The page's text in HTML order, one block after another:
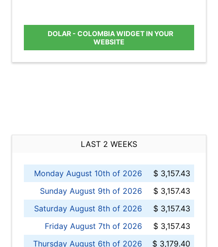
DOLAR - COLOMBIA WIDGET IN YOUR
WEBSITE
LAST 2 WEEKS
Monday August 10th of 2026
$ 3,157.43
Sunday August 9th of 2026
$ 3,157.43
Saturday August 8th of 2026
$ 3,157.43
Friday August 7th of 2026
$ 3,157.43
Thursday August 6th of 2026
$ 3,179.40